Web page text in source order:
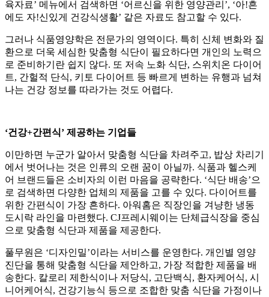
육자료’ 메뉴에서 검색하면 ‘어르신을 위한 영양관리’, ‘아!흔
에도 자!신있게 건강식생활’ 같은 자료도 참고할 수 있다.
그러나 식품영양학은 전문가의 영역이다. 특히 신체 변화와 질
환으로 더욱 세심한 맞춤형 식단이 필요하다면 개인의 노력으
로 준비하기란 쉽지 않다. 또 저속 노화 식단, 스위치온 다이어
트, 간헐적 단식, 키토 다이어트 등 빠르게 변하는 유행과 넘쳐
나는 건강 정보를 따라가는 것도 어렵다.
‘건강+간편식’ 제공하는 기업들
이만하면 누군가 알아서 맞춤형 식단을 차려주고, 밥상 차리기
에서 벗어나는 것은 인류의 오랜 꿈이 아닐까. 식품과 헬스케
어 브랜드들은 소비자의 이런 마음을 공략한다. ‘식단 배송’으
로 검색하면 다양한 업체의 제품을 고를 수 있다. 다이어트를
위한 간편식이 가장 흔하다. 아워홈은 직장인을 겨냥한 냉동
도시락 라인을 마련했다. CJ프레시웨이는 단체급식장을 중심
으로 맞춤형 식단과 제품을 제공한다.
풀무원은 ‘디자인밀’이라는 서비스를 운영한다. 개인별 영양
진단을 통해 맞춤형 식단을 제안하고, 가장 적합한 제품을 배
송한다. 칼로리 제한식이나 저당식, 고단백식, 환자케어식, 시
니어케어식, 건강기능식 등으로 조합한 맞춤 식단을 가정이나